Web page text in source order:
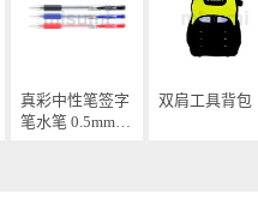
真彩中性笔签字
笔水笔 0.5mm
双肩工具背包